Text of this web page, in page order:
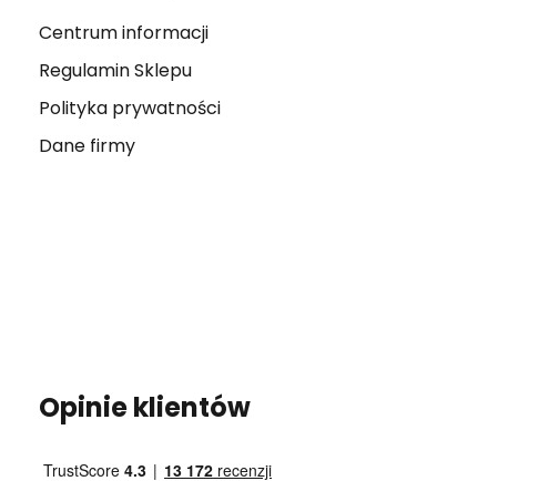
Centrum informacji
Regulamin Sklepu
Polityka prywatności
Dane firmy
Opinie klientów